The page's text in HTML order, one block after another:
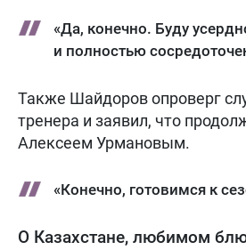
«Да, конечно. Буду
и полностью
Также Шайдоров опроверг
тренера и заявил, что
Алексеем Урмановым.
«Конечно, готовимся к
О Казахстане, любимом